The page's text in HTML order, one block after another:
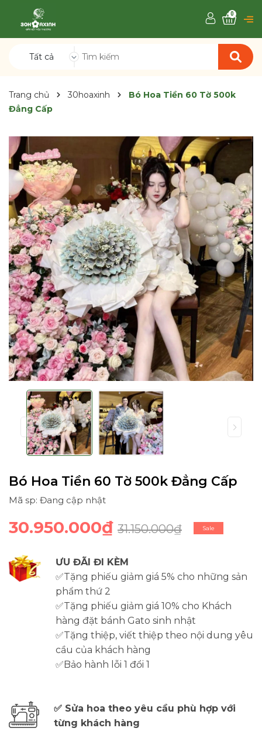
Tất cả
0
Trang chủ 30hoaxinh
Bó Hoa Tiền 60 Tờ 500k
Đẳng Cấp
Bó Hoa Tiền 60 Tờ 500k Đẳng Cấp
Mã sp: Đang cập nhật
30.950.000₫ 31.150.000₫ Sale
ƯU ĐÃI ĐI KÈM
✅Tặng phiếu giảm giá 5% cho những sản
phẩm thứ 2
✅Tặng phiếu giảm giá 10% cho Khách
hàng đặt bánh Gato sinh nhật
✅Tặng thiệp, viết thiệp theo nội dung yêu
cầu của khách hàng
✅Bảo hành lỗi 1 đổi 1
✅ Sửa hoa theo yêu cầu phù hợp với
từng khách hàng